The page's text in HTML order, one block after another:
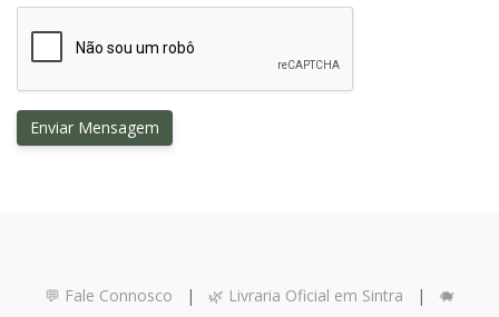
Enviar Mensagem
💬 Fale Connosco | 🌿 Livraria Oficial em Sintra | 🐗